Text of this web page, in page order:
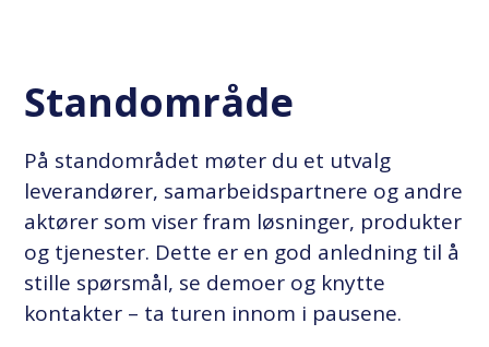
Standområde
På standområdet møter du et utvalg
leverandører, samarbeidspartnere og andre
aktører som viser fram løsninger, produkter
og tjenester. Dette er en god anledning til å
stille spørsmål, se demoer og knytte
kontakter – ta turen innom i pausene.